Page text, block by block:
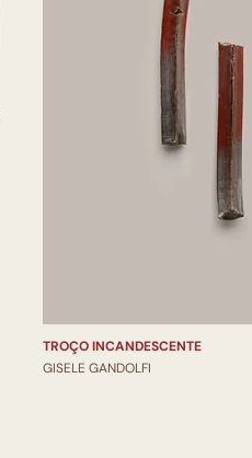
TROÇO INCANDESCENTE
GISELE GANDOLFI